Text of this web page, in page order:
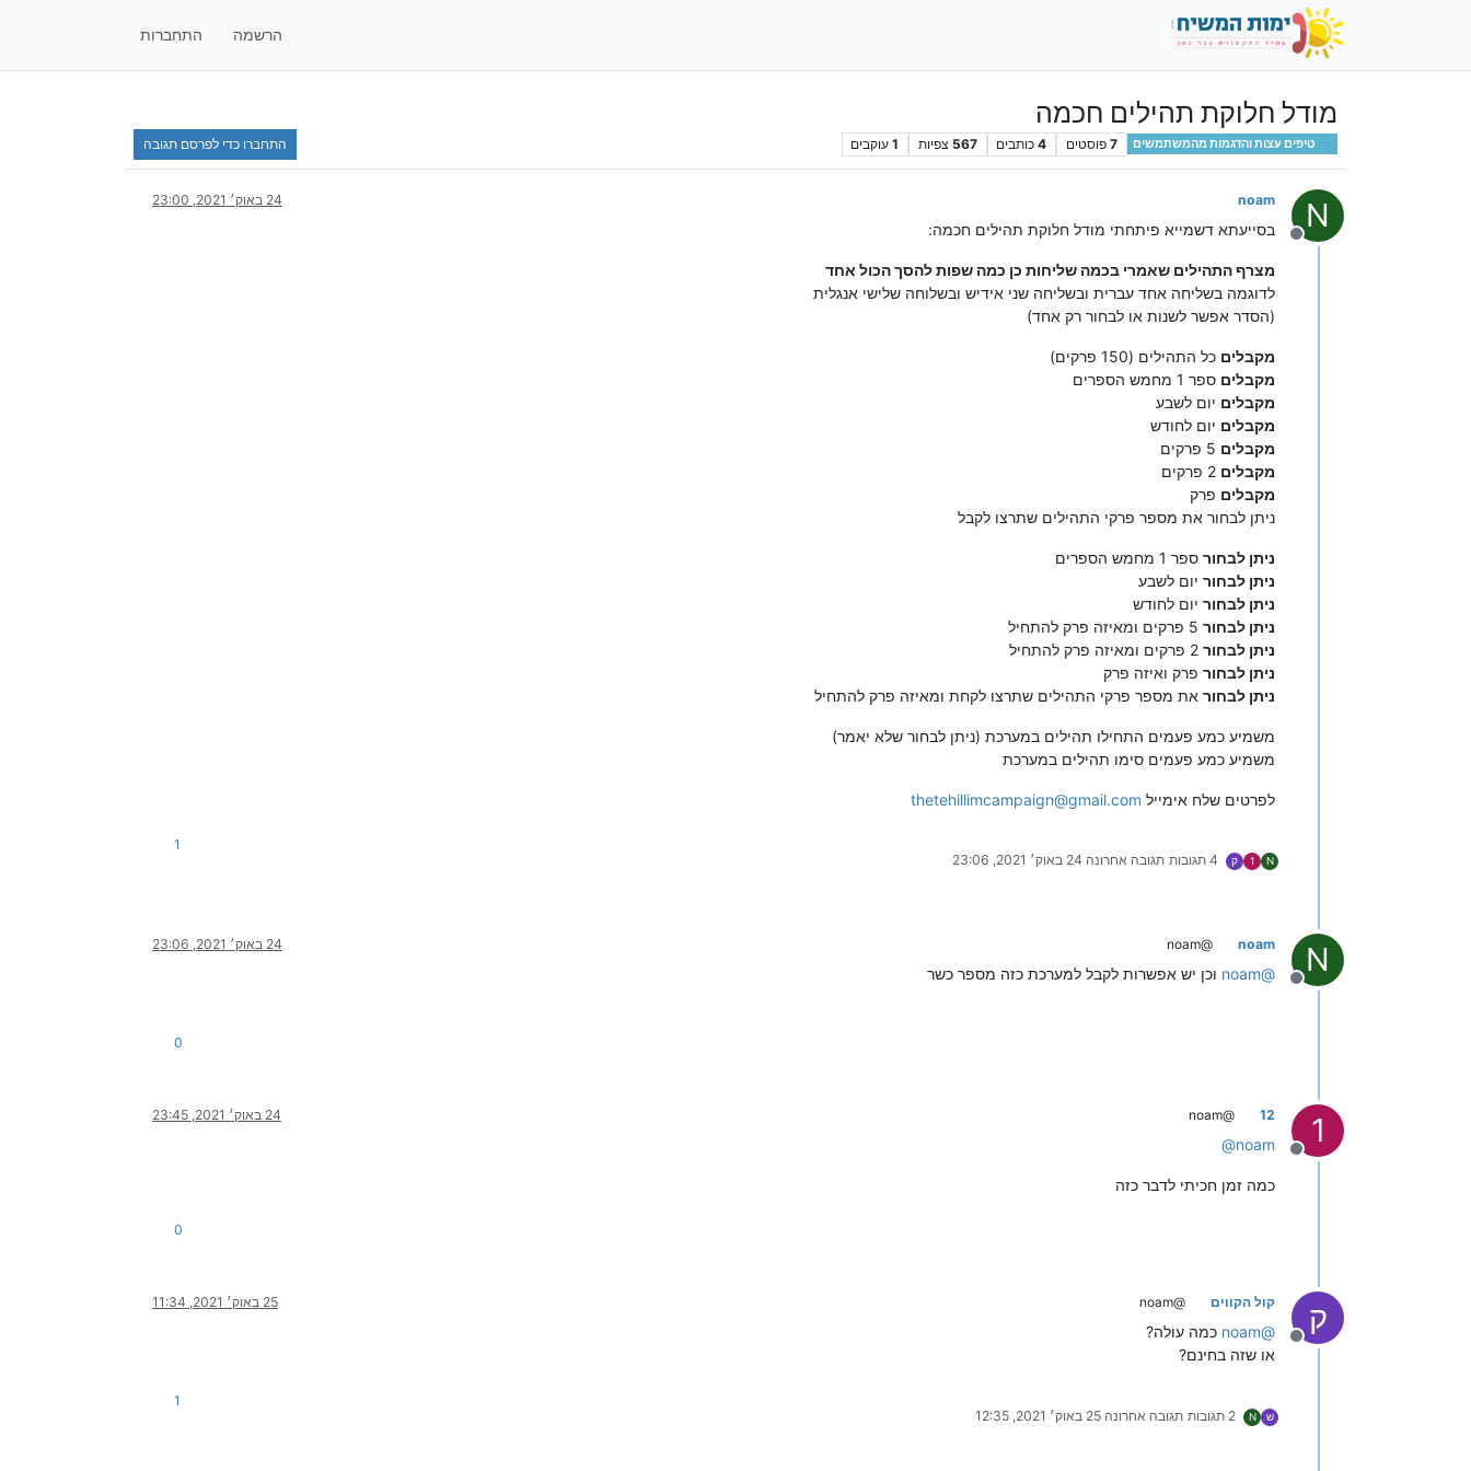
הרשמה התחברות
מודל חלוקת תהילים חכמה
טיפים עצות והדגמות מהמשתמשים 7 פוסטים 4 כותבים 567 צפיות 1 עוקבים התחברו כדי לפרסם תגובה
N
מנותק
noam 24 באוק׳ 2021, 23:00
בסייעתא דשמייא פיתחתי מודל חלוקת תהילים חכמה:
מצרף התהילים שאמרי בכמה שליחות כן כמה שפות להסך הכול אחד
לדוגמה בשליחה אחד עברית ובשליחה שני אידיש ובשלוחה שלישי אנגלית
(הסדר אפשר לשנות או לבחור רק אחד)
מקבלים כל התהילים (150 פרקים)
מקבלים ספר 1 מחמש הספרים
מקבלים יום לשבע
מקבלים יום לחודש
מקבלים
מקבלים
מקבלים פרק
ניתן לבחור את מספר פרקי התהילים שתרצו לקבל
ניתן לבחור ספר 1 מחמש הספרים
ניתן לבחור יום לשבע
ניתן לבחור יום לחודש
ניתן לבחור
ניתן לבחור
ניתן לבחור פרק ואיזה פרק
ניתן לבחור את מספר פרקי התהילים שתרצו לקחת ומאיזה פרק להתחיל
משמיע כמע פעמים התחילו תהילים במערכת (ניתן לבחור שלא יאמר)
משמיע כמע פעמים סימו תהילים במערכת
לפרטים שלח אימייל thetehillimcampaign@gmail.com
N
1 ק 4 תגובות תגובה אחרונה 24 באוק׳ 2021, 23:06
1
N
מנותק
noam
@noam 24 באוק׳ 2021, 23:06
@
noam וכן יש אפשרות לקבל למערכת כזה מספר כשר
0
1
מנותק
12
@noam 24 באוק׳ 2021, 23:45
@noam
כמה זמן חכיתי לדבר כזה
0
ק
מנותק
קול הקווים @noam 25 באוק׳ 2021, 11:34
@
noam כמה עולה?
או שזה בחינם?
ש N 2 תגובות תגובה אחרונה 25 באוק׳ 2021, 12:35
1